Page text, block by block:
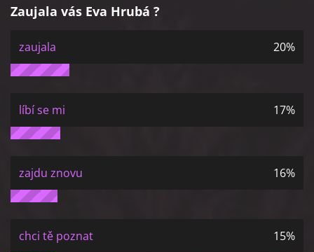
Zaujala vás Eva Hrubá ?
zaujala 20%
líbí se mi 17%
zajdu znovu 16%
chci tě poznat 15%